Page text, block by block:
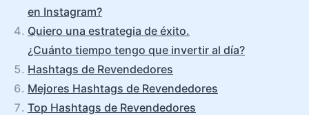
en Instagram?
Quiero una estrategia de éxito.
¿Cuánto tiempo tengo que invertir al día?
Hashtags de Revendedores
Mejores Hashtags de Revendedores
Top Hashtags de Revendedores